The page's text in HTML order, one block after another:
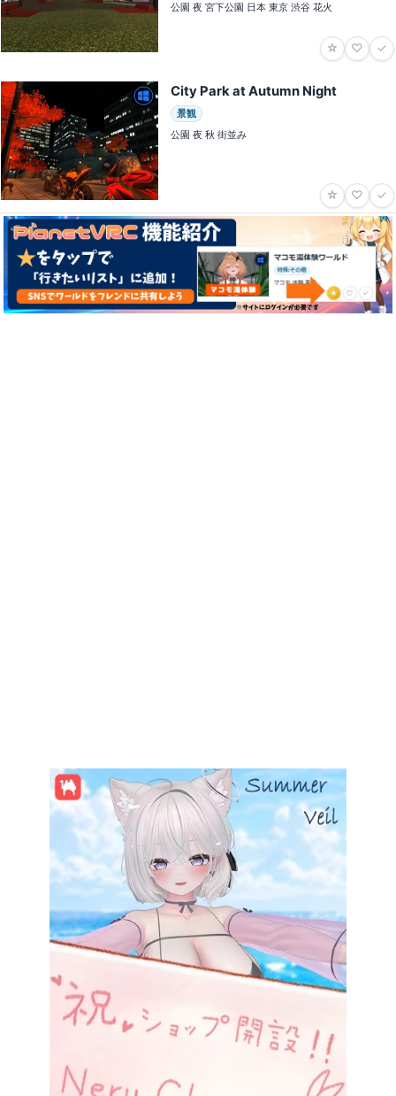
公園 夜 宮下公園 日本 東京 渋谷 花火
☆ ♡ ✓
City Park at Autumn Night
景観
公園 夜 秋 街並み
☆ ♡ ✓